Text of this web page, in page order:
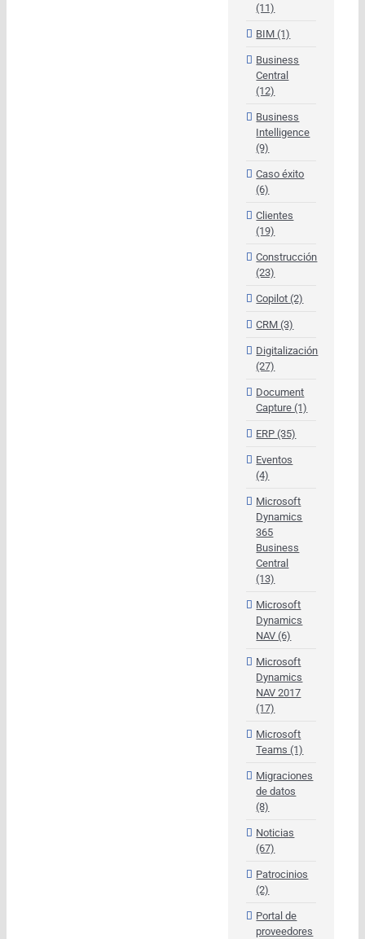
(11)
BIM (1)
Business
Central
(12)
Business
Intelligence
(9)
Caso éxito
(6)
Clientes
(19)
Construcción
(23)
Copilot (2)
CRM (3)
Digitalización
(27)
Document
Capture (1)
ERP (35)
Eventos
(4)
Microsoft
Dynamics
365
Business
Central
(13)
Microsoft
Dynamics
NAV (6)
Microsoft
Dynamics
NAV 2017
(17)
Microsoft
Teams (1)
Migraciones
de datos
(8)
Noticias
(67)
Patrocinios
(2)
Portal de
proveedores